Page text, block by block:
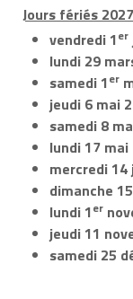
Jours fériés
vendredi 1er
lundi 29
samedi 1er
jeudi 6 mai
samedi 8
lundi 17 mai
mercredi
dimanche
lundi 1er
jeudi 11
samedi 25